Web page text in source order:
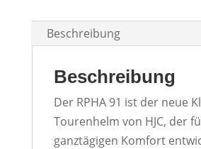
Beschreibung
Beschreibung
Der RPHA 91 ist der neue
Tourenhelm von HJC, der
ganztägigen Komfort